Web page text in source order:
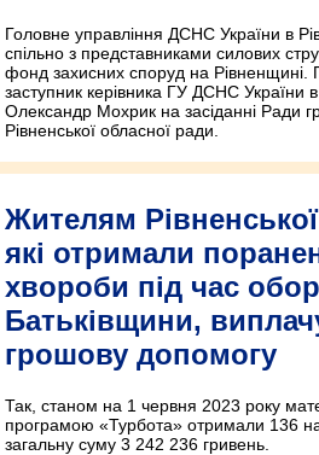
Головне управління ДСНС України в
спільно з представниками силових
фонд захисних споруд на Рівненщині.
заступник керівника ГУ ДСНС України в
Олександр Мохрик на засіданні Ради
Рівненської обласної ради.
Жителям
які отримали
хвороби під час
Батьківщини,
грошову допомогу
Так, станом на 1 червня 2023 року
програмою «Турбота» отримали 136
загальну суму 3 242 236 гривень.